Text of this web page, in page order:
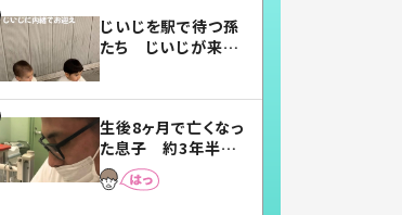
じいじを駅で待つ孫
たち じいじが来た
まらない」「幸せにな
れる」
生後8ヶ月で亡くなっ
た息子 約3年半
後、当時の妻の日記
に書いてあった本音